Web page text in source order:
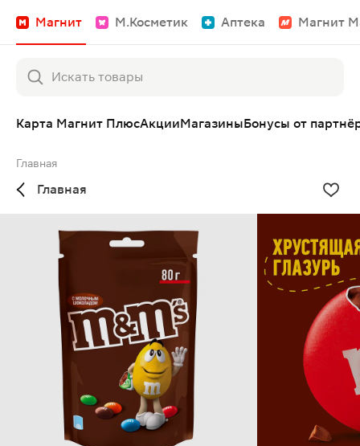
Магнит М.Косметик Аптека Магнит
Карта Магнит ПлюсАкцииМагазиныБонусы от
Главная
Главная